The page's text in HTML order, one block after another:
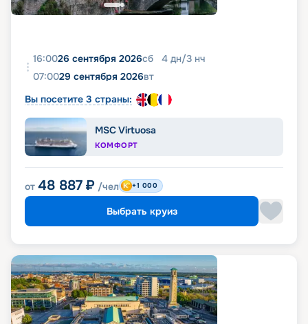
16:0026 сентября 2026сб 4 дн/3 нч
07:0029 сентября 2026вт
Вы посетите 3 страны:
MSC Virtuosa
КОМФОРТ
от 48 887 ₽ /чел +1 000
Выбрать круиз